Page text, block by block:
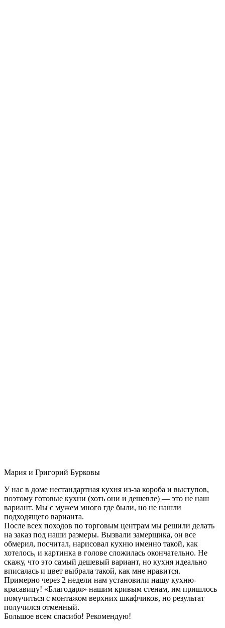
Мария и Григорий Бурковы
У нас в доме нестандартная кухня из-за короба и выступов,
поэтому готовые кухни (хоть они и дешевле) — это не наш
вариант. Мы с мужем много где были, но не нашли
подходящего варианта.
После всех походов по торговым центрам мы решили делать
на заказ под наши размеры. Вызвали замерщика, он все
обмерил, посчитал, нарисовал кухню именно такой, как
хотелось, и картинка в голове сложилась окончательно. Не
скажу, что это самый дешевый вариант, но кухня идеально
вписалась и цвет выбрала такой, как мне нравится.
Примерно через 2 недели нам установили нашу кухню-
красавицу! «Благодаря» нашим кривым стенам, им пришлось
помучиться с монтажом верхних шкафчиков, но результат
получился отменный.
Большое всем спасибо! Рекомендую!